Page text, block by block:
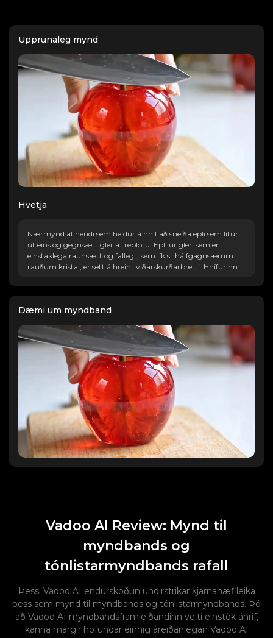
Upprunaleg mynd
Hvetja
Nærmynd af hendi sem heldur á hníf að sneiða epli sem lítur
út eins og gegnsætt gler á tréplötu. Epli úr gleri sem er
einstaklega raunsætt og fallegt, sem líkist hálfgagnsærum
rauðum kristal, er sett á hreint viðarskurðarbretti. Hnífurinn
gagnsæjar sneiðar. Hljóðið af hnífnum sem sker í gegnum
Þetta ASMR myndband gefur frá sér lúxustilfinningu og
Dæmi um myndband
Vadoo AI Review: Mynd til
myndbands og
tónlistarmyndbands rafall
Þessi Vadoo AI endurskoðun undirstrikar kjarnahæfileika
þess sem mynd til myndbands og tónlistarmyndbands. Þó
að Vadoo AI myndbandsframleiðandinn veiti einstök áhrif,
kanna margir höfundar einnig áreiðanlegan Vadoo AI